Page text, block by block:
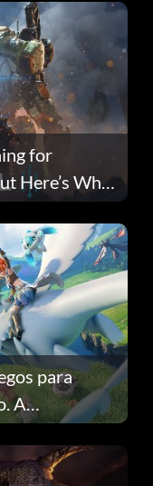
for
Here’s Why
para
A
qué.